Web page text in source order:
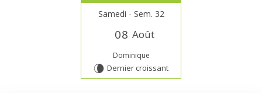
Samedi - Sem. 32
08 Août
Dominique
V Dernier croissant